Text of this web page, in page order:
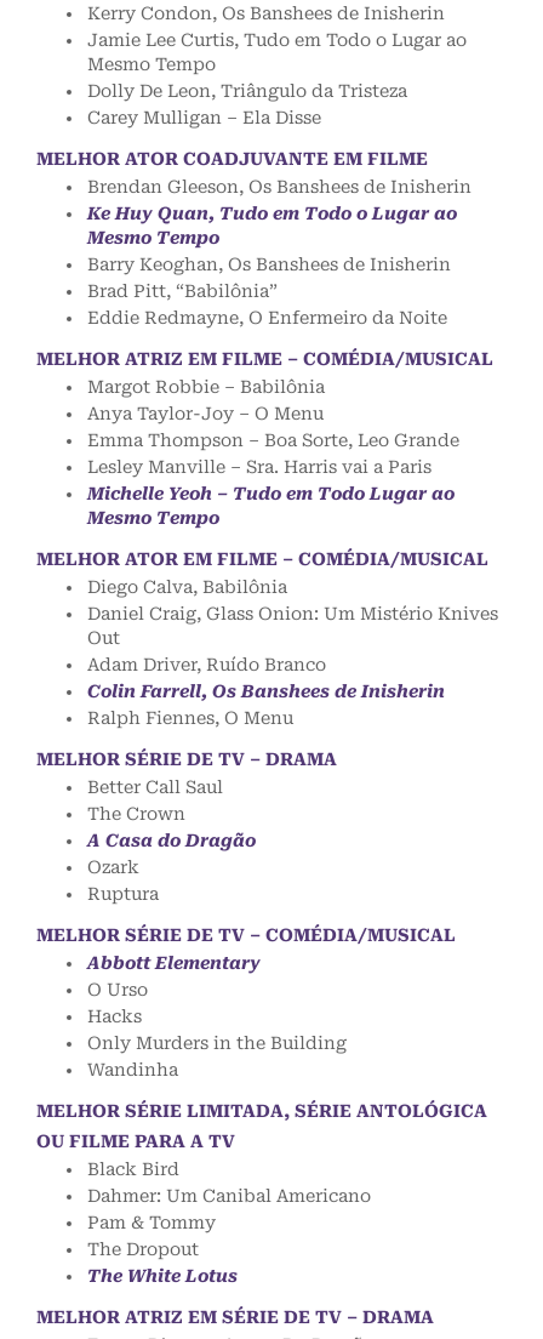
Kerry Condon, Os Banshees de Inisherin
Jamie Lee Curtis, Tudo em Todo o Lugar ao
Mesmo Tempo
Dolly De Leon, Triângulo da Tristeza
Carey Mulligan – Ela Disse
MELHOR ATOR COADJUVANTE EM FILME
Brendan Gleeson, Os Banshees de Inisherin
Ke Huy Quan, Tudo em Todo o Lugar ao
Mesmo Tempo
Barry Keoghan, Os Banshees de Inisherin
Brad Pitt, “Babilônia”
Eddie Redmayne, O Enfermeiro da Noite
MELHOR ATRIZ EM FILME – COMÉDIA/MUSICAL
Margot Robbie – Babilônia
Anya Taylor-Joy – O Menu
Emma Thompson – Boa Sorte, Leo Grande
Lesley Manville – Sra. Harris vai a Paris
Michelle Yeoh – Tudo em Todo Lugar ao
Mesmo Tempo
MELHOR ATOR EM FILME – COMÉDIA/MUSICAL
Diego Calva, Babilônia
Daniel Craig, Glass Onion: Um Mistério Knives
Out
Adam Driver, Ruído Branco
Colin Farrell, Os Banshees de Inisherin
Ralph Fiennes, O Menu
MELHOR SÉRIE DE TV – DRAMA
Better Call Saul
The Crown
A Casa do Dragão
Ozark
Ruptura
MELHOR SÉRIE DE TV – COMÉDIA/MUSICAL
Abbott Elementary
O Urso
Hacks
Only Murders in the Building
Wandinha
MELHOR SÉRIE LIMITADA, SÉRIE ANTOLÓGICA
OU FILME PARA A TV
Black Bird
Dahmer: Um Canibal Americano
Pam & Tommy
The Dropout
The White Lotus
MELHOR ATRIZ EM SÉRIE DE TV – DRAMA